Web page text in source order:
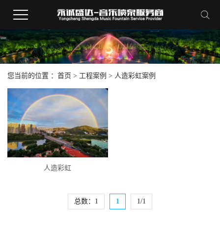
您当前的位置 ： 首页 > 工程案例 > 人造彩虹案例
人造彩虹
总数：1 1 1/1